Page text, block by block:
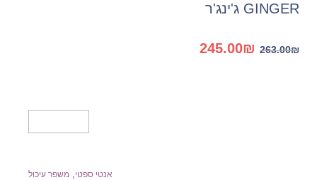
GINGER ג'ינג'ר
263.00₪
המחיר
245.00₪
אנטי ספטי, משפר עיכול